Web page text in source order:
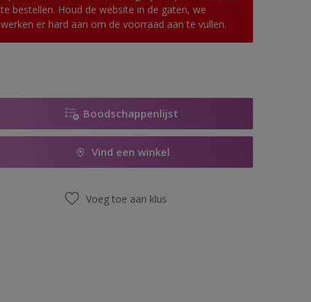
te bestellen. Houd de website in de gaten, we
werken er hard aan om de voorraad aan te vullen.
Boodschappenlijst
Vind een winkel
Voeg toe aan klus